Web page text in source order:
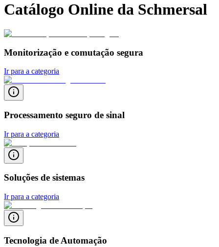
Catálogo Online da Schmersal
Monitorização e comutação segura
Ir para a categoria
Processamento seguro de sinal
Ir para a categoria
Soluções de sistemas
Ir para a categoria
Tecnologia de Automação